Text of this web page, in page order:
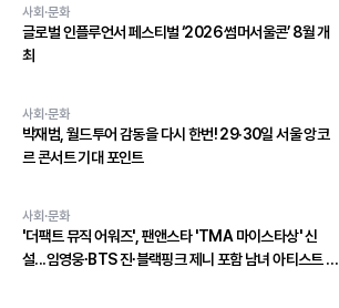
사회·문화
글로벌 인플루언서 페스티벌 ‘2026 썸머서울콘’ 8월 개
최
사회·문화
박재범, 월드투어 감동을 다시 한번! 29·30일 서울 앙코
르 콘서트 기대 포인트
사회·문화
'더팩트 뮤직 어워즈', 팬앤스타 'TMA 마이스타상' 신
설...임영웅∙BTS 진∙블랙핑크 제니 포함 남녀 아티스트 상